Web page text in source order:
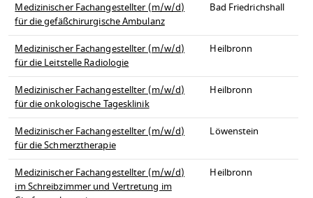
Medizinischer Fachangestellter (m/w/d)
für die gefäßchirurgische Ambulanz
Bad Friedrichshall
Medizinischer Fachangestellter (m/w/d)
für die Leitstelle Radiologie
Heilbronn
Medizinischer Fachangestellter (m/w/d)
für die onkologische Tagesklinik
Heilbronn
Medizinischer Fachangestellter (m/w/d)
für die Schmerztherapie
Löwenstein
Medizinischer Fachangestellter (m/w/d)
im Schreibzimmer und Vertretung im
Heilbronn